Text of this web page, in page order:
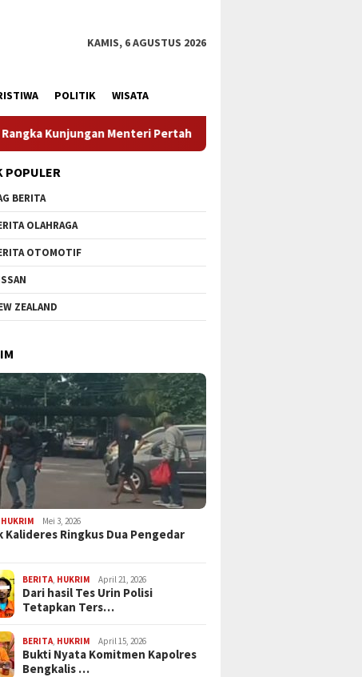
KAMIS, 6 AGUSTUS 2026
POLITIK WISATA
RI Profesionalisme Prajurit Jadi Penekanan Menhan RI
POPULER
BERITA
OLAHRAGA
OTOMOTIF
ZEALAND
HUKRIM Mei 3, 2026
Kalideres Ringkus Dua Pengedar
BERITA HUKRIM April 21, 2026
Dari hasil Tes Urin Polisi
Tetapkan Ters…
BERITA HUKRIM April 15, 2026
Bukti Nyata Komitmen Kapolres
Bengkalis …